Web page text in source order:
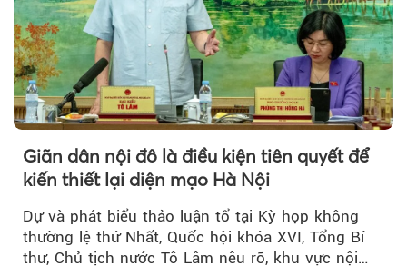
Giãn dân nội đô là điều kiện tiên quyết để
kiến thiết lại diện mạo Hà Nội
Dự và phát biểu thảo luận tổ tại Kỳ họp không
thường lệ thứ Nhất, Quốc hội khóa XVI, Tổng Bí
thư, Chủ tịch nước Tô Lâm nêu rõ, khu vực nội